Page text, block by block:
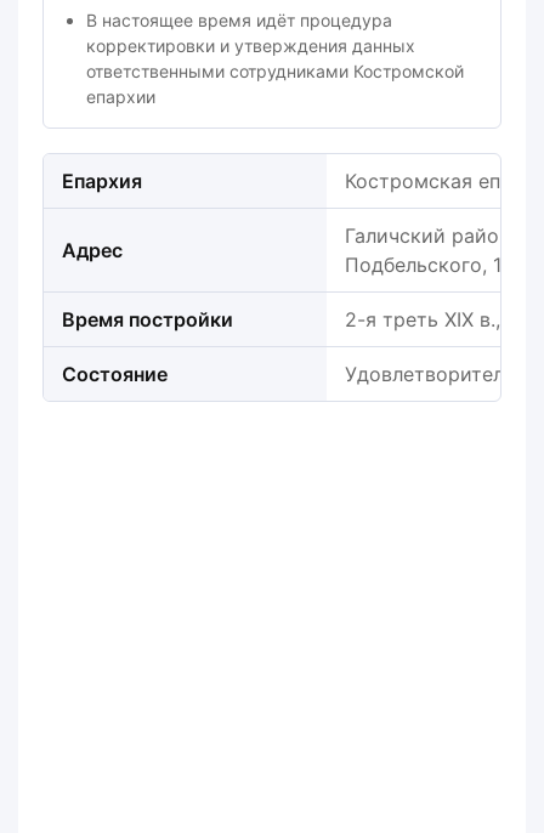
В настоящее время идёт процедура
корректировки и утверждения данных
ответственными сотрудниками Костромской
епархии
Епархия Костромская
Адрес
Галичский район, г.
Подбельского, 1
Время постройки 2-я треть XIX в.,
Состояние